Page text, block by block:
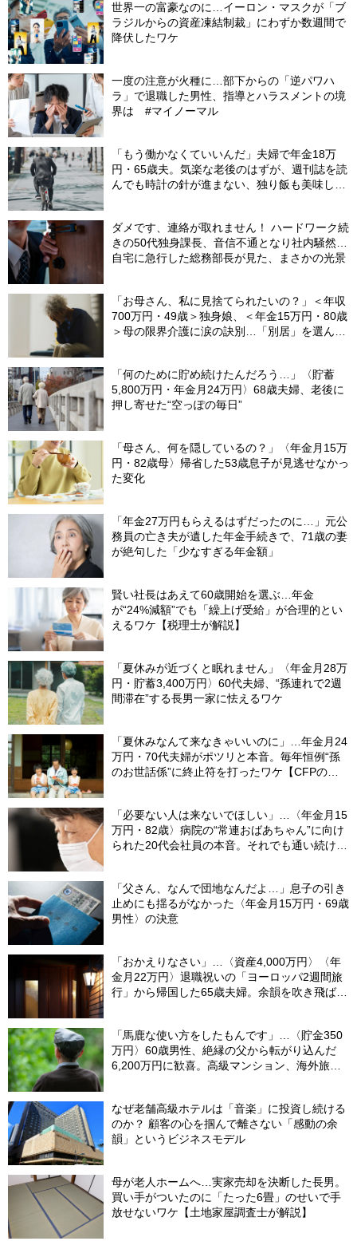
世界一の富豪なのに…イーロン・マスクが「ブ
ラジルからの資産凍結制裁」にわずか数週間で
降伏したワケ
一度の注意が火種に…部下からの「逆パワハ
ラ」で退職した男性、指導とハラスメントの境
界は #マイノーマル
「もう働かなくていいんだ」夫婦で年金18万
円・65歳夫。気楽な老後のはずが、週刊誌を読
んでも時計の針が進まない、独り飯も美味しく
ダメです、連絡が取れません！ ハードワーク続
きの50代独身課長、音信不通となり社内騒然…
自宅に急行した総務部長が見た、まさかの光景
「お母さん、私に見捨てられたいの？」＜年収
700万円・49歳＞独身娘、＜年金15万円・80歳
＞母の限界介護に涙の訣別…「別居」を選んだ
「何のために貯め続けたんだろう…」〈貯蓄
5,800万円・年金月24万円〉68歳夫婦、老後に
押し寄せた“空っぽの毎日”
「母さん、何を隠しているの？」〈年金月15万
円・82歳母〉帰省した53歳息子が見逃せなかっ
た変化
「年金27万円もらえるはずだったのに…」元公
務員の亡き夫が遺した年金手続きで、71歳の妻
が絶句した「少なすぎる年金額」
賢い社長はあえて60歳開始を選ぶ…年金
が“24%減額”でも「繰上げ受給」が合理的とい
えるワケ【税理士が解説】
「夏休みが近づくと眠れません」〈年金月28万
円・貯蓄3,400万円〉60代夫婦、“孫連れで2週
間滞在”する長男一家に怯えるワケ
「夏休みなんて来なきゃいいのに」…年金月24
万円・70代夫婦がポツリと本音。毎年恒例“孫
のお世話係”に終止符を打ったワケ【CFPの助
「必要ない人は来ないでほしい」…〈年金月15
万円・82歳〉病院の“常連おばあちゃん”に向け
られた20代会社員の本音。それでも通い続ける
「父さん、なんで団地なんだよ…」息子の引き
止めにも揺るがなかった〈年金月15万円・69歳
男性〉の決意
「おかえりなさい」…〈資産4,000万円〉〈年
金月22万円〉退職祝いの「ヨーロッパ2週間旅
行」から帰国した65歳夫婦。余韻を吹き飛ばし
「馬鹿な使い方をしたもんです」…〈貯金350
万円〉60歳男性、絶縁の父から転がり込んだ
6,200万円に歓喜。高級マンション、海外旅
なぜ老舗高級ホテルは「音楽」に投資し続ける
のか？ 顧客の心を掴んで離さない「感動の余
韻」というビジネスモデル
母が老人ホームへ…実家売却を決断した長男。
買い手がついたのに「たった6畳」のせいで手
放せないワケ【土地家屋調査士が解説】